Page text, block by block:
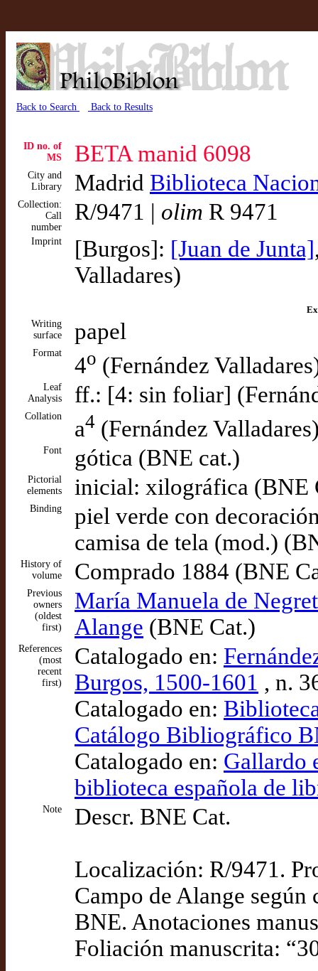
Back to Search Back to Results
ID no. of
MS
BETA manid 6098
City and
Library
Madrid Biblioteca
Collection:
Call
number
R/9471 | olim R 9471
Imprint [Burgos]: [Juan de Junta]
Valladares)
Writing
surface
papel
Format 4o (Fernández
Leaf
Analysis
ff.: [4: sin foliar]
Collation a4 (Fernández
Font gótica (BNE cat.)
Pictorial
elements
inicial: xilográfica (BNE
Binding
piel verde con
camisa de tela (mod.)
History of
volume
Comprado 1884 (BNE
Previous
owners
(oldest
first)
María Manuela de
Alange (BNE Cat.)
References
(most
recent
first)
Catalogado en:
Burgos, 1500-1601 , n.
Catalogado en:
Catálogo Bibliográfico
Catalogado en: Gallardo
biblioteca española de
Note Descr. BNE Cat.
Localización: R/9471.
Campo de Alange
BNE. Anotaciones
Foliación manuscrita: